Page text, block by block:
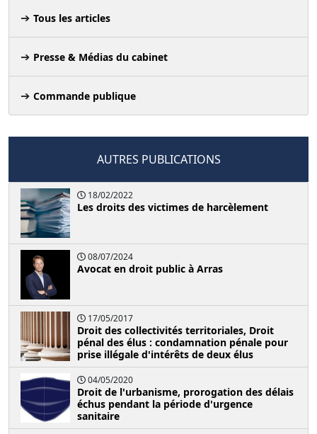
Tous les articles
Presse & Médias du cabinet
Commande publique
AUTRES PUBLICATIONS
18/02/2022
Les droits des victimes de harcèlement
08/07/2024
Avocat en droit public à Arras
17/05/2017
Droit des collectivités territoriales, Droit
pénal des élus : condamnation pénale pour
prise illégale d'intérêts de deux élus
04/05/2020
Droit de l'urbanisme, prorogation des délais
échus pendant la période d'urgence
sanitaire